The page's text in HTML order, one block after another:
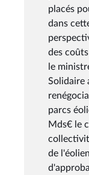
placés
dans
des
le
Solidaire
parcs
Mds€ le
de